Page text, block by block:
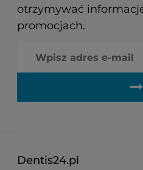
otrzymywać
promocjach.
Dentis24.pl